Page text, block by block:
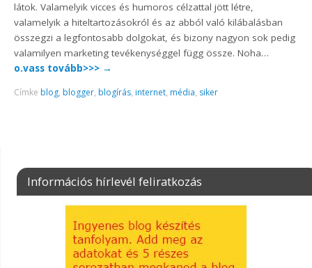
látok. Valamelyik vicces és humoros célzattal jött létre,
valamelyik a hiteltartozásokról és az abból való kilábalásban
összegzi a legfontosabb dolgokat, és bizony nagyon sok pedig
valamilyen marketing tevékenységgel függ össze. Noha…
o.vass tovább>>> →
Címke blog, blogger, blogírás, internet, média, siker
Információs hírlevél feliratkozás